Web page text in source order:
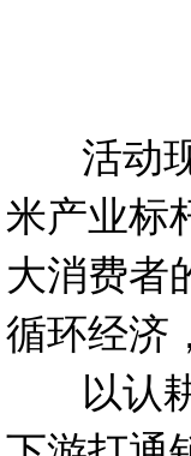
活动现
米产业标
大消费者
循环经济
以认耕